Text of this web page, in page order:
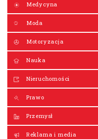
Medycyna
Moda
Motoryzacja
Nauka
Nieruchomości
Prawo
Przemysł
Reklama i media